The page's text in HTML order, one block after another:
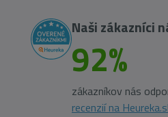
Naši zákazníci
92%
zákazníkov nás
recenzií na